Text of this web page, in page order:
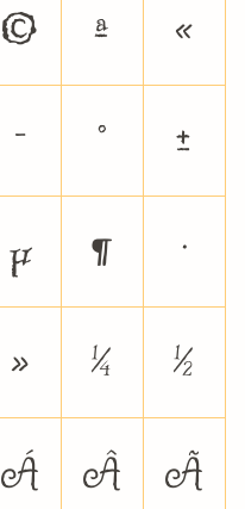
© ª
«
¯ °
±
µ ¶
·
» ¼
½
Á Â
Ã